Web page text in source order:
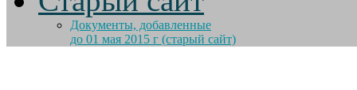
Документы, добавленные
до 01 мая 2015 г (старый сайт)